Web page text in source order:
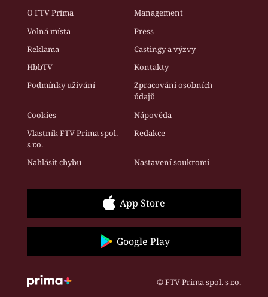
O FTV Prima
Management
Volná místa
Press
Reklama
Castingy a výzvy
HbbTV
Kontakty
Podmínky užívání
Zpracování osobních
údajů
Cookies
Nápověda
Vlastník FTV Prima spol.
s r.o.
Redakce
Nahlásit chybu Nastavení soukromí
App Store
Google Play
© FTV Prima spol. s r.o.